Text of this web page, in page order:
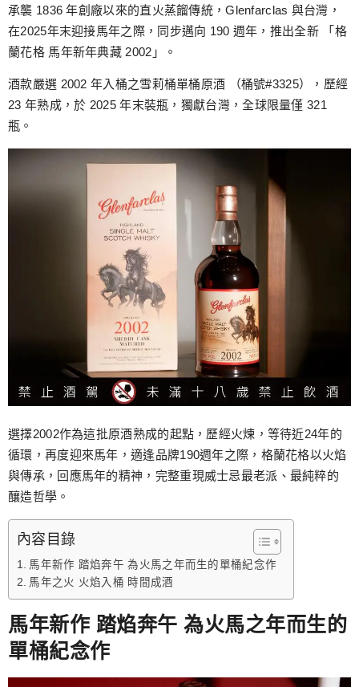
跳
至
主
內
容
承襲 1836 年創廠以來的直火蒸餾傳統，Glenfarclas 與台灣，
在2025年末迎接馬年之際，同步邁向 190 週年，推出全新 「格
蘭花格 馬年新年典藏 2002」。
酒款嚴選 2002 年入桶之雪莉桶單桶原酒 （桶號#3325），歷經
23 年熟成，於 2025 年末裝瓶，獨獻台灣，全球限量僅 321
瓶。
選擇2002作為這批原酒熟成的起點，歷經火煉，等待近24年的
循環，再度迎來馬年，適逢品牌190週年之際，格蘭花格以火焰
與傳承，回應馬年的精神，完整重現威士忌最老派、最純粹的
釀造哲學。
內容目錄
馬年新作 踏焰奔午 為火馬之年而生的單桶紀念作
馬年之火 火焰入桶 時間成酒
馬年新作 踏焰奔午 為火馬之年而生的
單桶紀念作